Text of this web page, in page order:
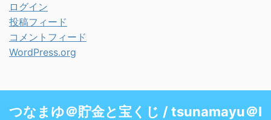
ログイン
投稿フィード
コメントフィード
WordPress.org
つなまゆ＠貯金と宝くじ / tsunamayu＠I